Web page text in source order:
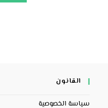
القانون
سياسة الخصوصية